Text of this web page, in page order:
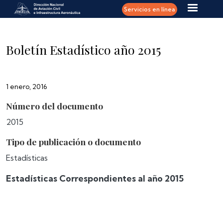
Pasar al contenido principal Servicios en línea
Boletín Estadístico año 2015
1 enero, 2016
Número del documento
2015
Tipo de publicación o documento
Estadísticas
Estadísticas Correspondientes al año 2015